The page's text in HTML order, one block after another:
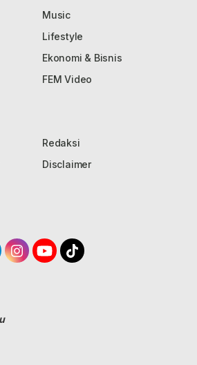
Music
Lifestyle
Ekonomi & Bisnis
FEM Video
Redaksi
Disclaimer